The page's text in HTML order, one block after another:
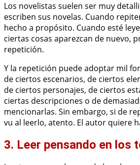
Los novelistas suelen ser muy
escriben sus novelas. Cuando
hecho a propósito. Cuando esté
ciertas cosas aparezcan de nuevo,
repetición.
Y la repetición puede adoptar mil
de ciertos escenarios, de ciertos
de ciertos personajes, de ciertos
ciertas descripciones o de
mencionarlas. Sin embargo, si de
vu al leerlo, atento. El autor quiere
3. Leer pensando en los